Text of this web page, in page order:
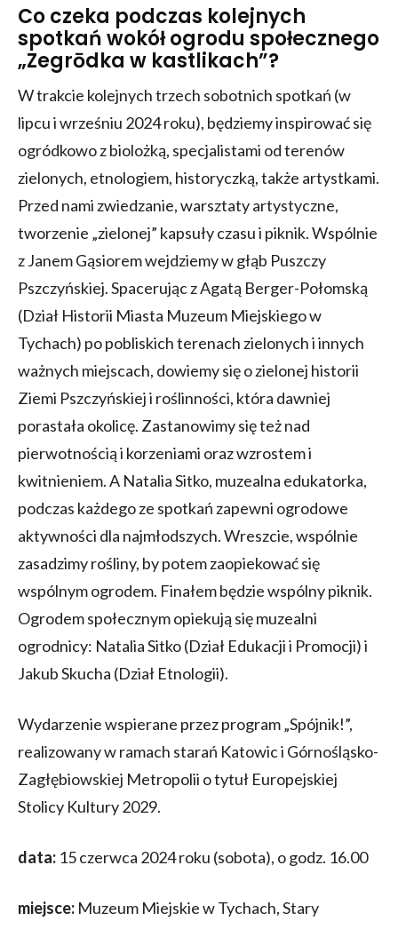
Co czeka podczas kolejnych
spotkań wokół ogrodu społecznego
„Zegrōdka w kastlikach”?
W trakcie kolejnych trzech sobotnich spotkań (w
lipcu i wrześniu 2024 roku), będziemy inspirować się
ogródkowo z biolożką, specjalistami od terenów
zielonych, etnologiem, historyczką, także artystkami.
Przed nami zwiedzanie, warsztaty artystyczne,
tworzenie „zielonej” kapsuły czasu i piknik. Wspólnie
z Janem Gąsiorem wejdziemy w głąb Puszczy
Pszczyńskiej. Spacerując z Agatą Berger-Połomską
(Dział Historii Miasta Muzeum Miejskiego w
Tychach) po pobliskich terenach zielonych i innych
ważnych miejscach, dowiemy się o zielonej historii
Ziemi Pszczyńskiej i roślinności, która dawniej
porastała okolicę. Zastanowimy się też nad
pierwotnością i korzeniami oraz wzrostem i
kwitnieniem. A Natalia Sitko, muzealna edukatorka,
podczas każdego ze spotkań zapewni ogrodowe
aktywności dla najmłodszych. Wreszcie, wspólnie
zasadzimy rośliny, by potem zaopiekować się
wspólnym ogrodem. Finałem będzie wspólny piknik.
Ogrodem społecznym opiekują się muzealni
ogrodnicy: Natalia Sitko (Dział Edukacji i Promocji) i
Jakub Skucha (Dział Etnologii).
Wydarzenie wspierane przez program „Spójnik!”,
realizowany w ramach starań Katowic i Górnośląsko-
Zagłębiowskiej Metropolii o tytuł Europejskiej
Stolicy Kultury 2029.
data: 15 czerwca 2024 roku (sobota), o godz. 16.00
miejsce: Muzeum Miejskie w Tychach, Stary